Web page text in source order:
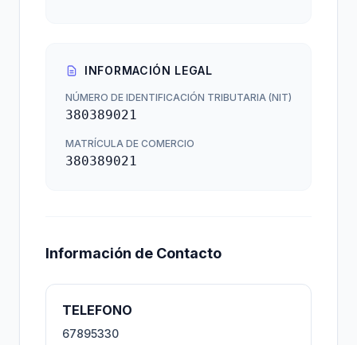
INFORMACIÓN LEGAL
NÚMERO DE IDENTIFICACIÓN TRIBUTARIA (NIT)
380389021
MATRÍCULA DE COMERCIO
380389021
Información de Contacto
TELEFONO
67895330